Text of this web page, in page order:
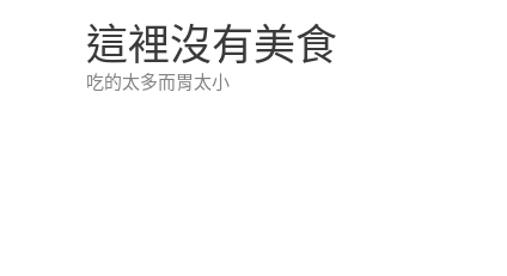
這裡沒有美食
吃的太多而胃太小